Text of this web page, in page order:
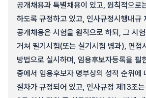
공개채용과 특별채용이 있고, 원칙적으로
하도록 규정하고 있고, 인사규정시행내규
공개채용은 시험을 원칙으로 하되, 그 시
거쳐 필기시험(또는 실기시험 병과), 면접
방법으로 실시하며, 임용후보자등록을 필
중에서 임용후보자 명부상의 성적 순위에
절차가 규정되어 있고, 인사규정 제13조는